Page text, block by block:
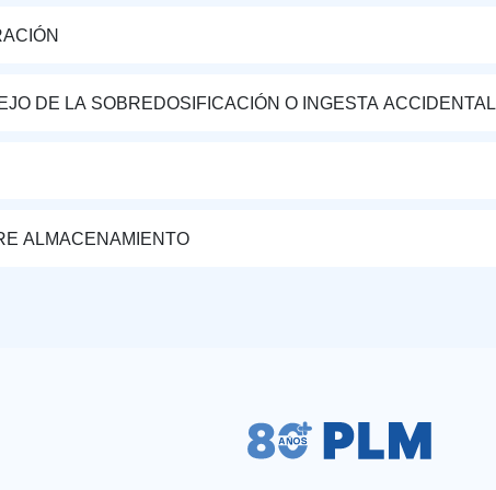
DE LA SOBREDOSIFICACIÓN O INGESTA ACCIDENTAL
ALMACENAMIENTO